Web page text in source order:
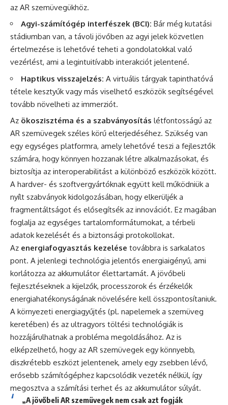
az AR szemüvegükhöz.
Agyi-számítógép interfészek (BCI): Bár még kutatási
stádiumban van, a távoli jövőben az agyi jelek közvetlen
értelmezése is lehetővé teheti a gondolatokkal való
vezérlést, ami a legintuitívabb interakciót jelentené.
Haptikus visszajelzés: A virtuális tárgyak tapinthatóvá
tétele kesztyűk vagy más viselhető eszközök segítségével
tovább növelheti az immerziót.
Az ökoszisztéma és a szabványosítás létfontosságú az
AR szemüvegek széles körű elterjedéséhez. Szükség van
egy egységes platformra, amely lehetővé teszi a fejlesztők
számára, hogy könnyen hozzanak létre alkalmazásokat, és
biztosítja az interoperabilitást a különböző eszközök között.
A hardver- és szoftvergyártóknak együtt kell működniük a
nyílt szabványok kidolgozásában, hogy elkerüljék a
fragmentáltságot és elősegítsék az innovációt. Ez magában
foglalja az egységes tartalomformátumokat, a térbeli
adatok kezelését és a biztonsági protokollokat.
Az energiafogyasztás kezelése továbbra is sarkalatos
pont. A jelenlegi technológia jelentős energiaigényű, ami
korlátozza az akkumulátor élettartamát. A jövőbeli
fejlesztéseknek a kijelzők, processzorok és érzékelők
energiahatékonyságának növelésére kell összpontosítaniuk.
A környezeti energiagyűjtés (pl. napelemek a szemüveg
keretében) és az ultragyors töltési technológiák is
hozzájárulhatnak a probléma megoldásához. Az is
elképzelhető, hogy az AR szemüvegek egy könnyebb,
diszkrétebb eszközt jelentenek, amely egy zsebben lévő,
erősebb számítógéphez kapcsolódik vezeték nélkül, így
megosztva a számítási terhet és az akkumulátor súlyát.
„A jövőbeli AR szemüvegek nem csak azt fogják